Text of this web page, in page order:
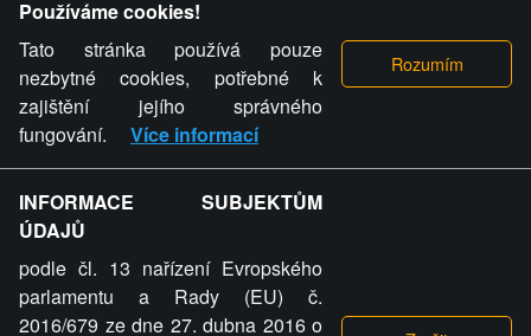
videa a komentáře. Osoba, které se toto opatření provozovatele
stránky týče, ani osoba, která umístila fotografii nebo video na
stránku, nemůže z důvodu odstranění fotografie, videa nebo
komentáře pro výše uvedenou okolnost uplatnit vůči
provozovateli stránky žádný nárok na náhradu škody nebo
nemajetkové újmy.
ZVRÁCENÝ.CZ - Svět není zvrácenej. To jen
ty lidi...
Používáme cookies!
Tato stránka používá pouze
nezbytné cookies, potřebné k
zajištění jejího správného
fungování.
Více informací
INFORMACE SUBJEKTŮM
ÚDAJŮ
podle čl. 13 nařízení Evropského
parlamentu a Rady (EU) č.
2016/679 ze dne 27. dubna 2016 o